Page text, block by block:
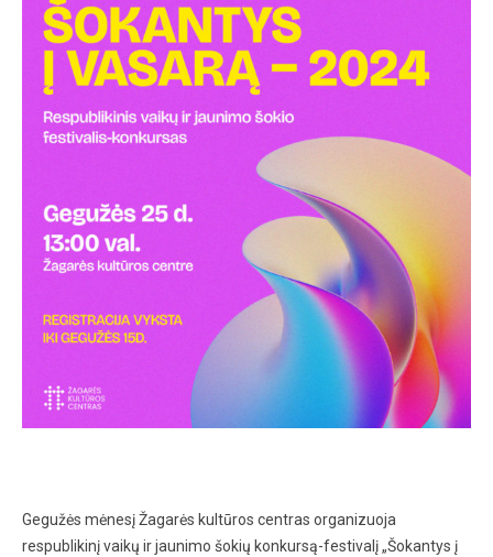
Gegužės mėnesį Žagarės kultūros centras organizuoja
respublikinį vaikų ir jaunimo šokių konkursą-festivalį „Šokantys į